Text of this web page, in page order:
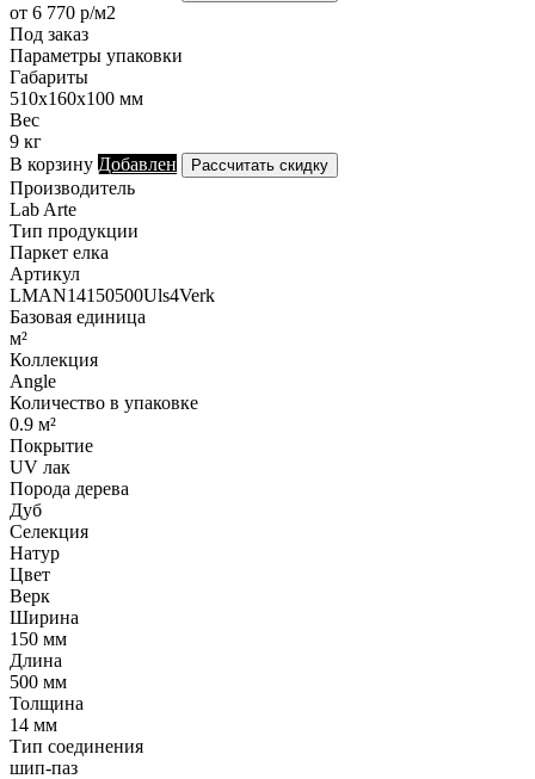
от 6 770 р/м2
Под заказ
Параметры упаковки
Габариты
510х160х100 мм
Вес
9 кг
В корзину Добавлен Рассчитать скидку
Производитель
Lab Arte
Тип продукции
Паркет елка
Артикул
LMAN14150500Uls4Verk
Базовая единица
м²
Коллекция
Angle
Количество в упаковке
0.9 м²
Покрытие
UV лак
Порода дерева
Дуб
Селекция
Натур
Цвет
Верк
Ширина
150 мм
Длина
500 мм
Толщина
14 мм
Тип соединения
шип-паз